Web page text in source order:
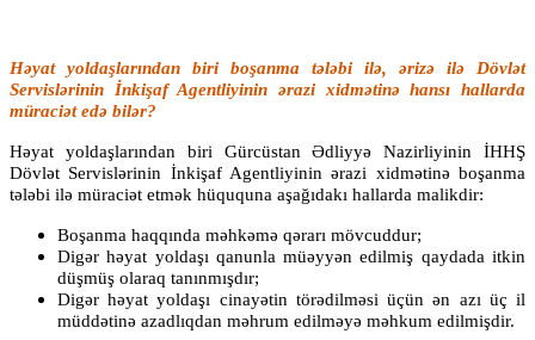
Həyat yoldaşlarından biri boşanma tələbi ilə, ərizə ilə Dövlət
Servislərinin İnkişaf Agentliyinin ərazi xidmətinə hansı hallarda
müraciət edə bilər?
Həyat yoldaşlarından biri Gürcüstan Ədliyyə Nazirliyinin İHHŞ
Dövlət Servislərinin İnkişaf Agentliyinin ərazi xidmətinə boşanma
tələbi ilə müraciət etmək hüququna aşağıdakı hallarda malikdir:
Boşanma haqqında məhkəmə qərarı mövcuddur;
Digər həyat yoldaşı qanunla müəyyən edilmiş qaydada itkin
düşmüş olaraq tanınmışdır;
Digər həyat yoldaşı cinayətin törədilməsi üçün ən azı üç il
müddətinə azadlıqdan məhrum edilməyə məhkum edilmişdir.